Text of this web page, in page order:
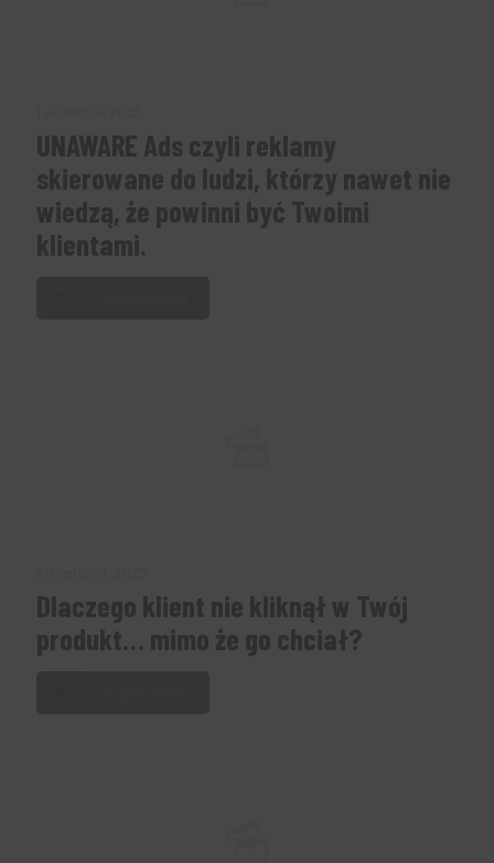
UNAWARE Ads czyli reklamy
skierowane do ludzi, którzy nawet nie
wiedzą, że powinni być Twoimi
klientami.
Dlaczego klient nie kliknął w Twój
produkt… mimo że go chciał?